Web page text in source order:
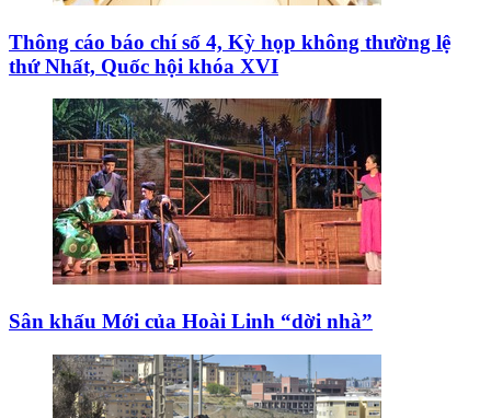
Thông cáo báo chí số 4, Kỳ họp không thường lệ
thứ Nhất, Quốc hội khóa XVI
Sân khấu Mới của Hoài Linh “dời nhà”